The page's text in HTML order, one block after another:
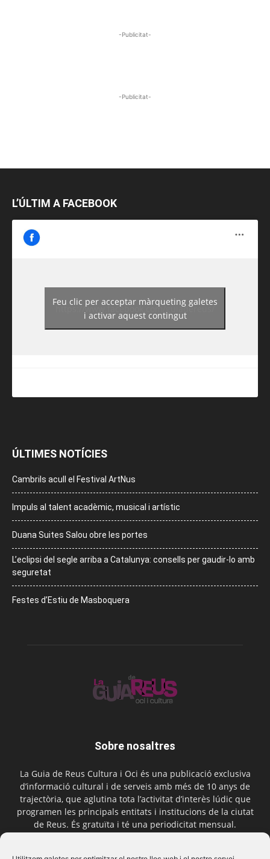
-Publicitat-
-Publicitat-
L’ÚLTIM A FACEBOOK
https://www.facebook.com/guiadereus/
Feu clic per acceptar màrqueting galetes
i activar aquest contingut
ÚLTIMES NOTÍCIES
Cambrils acull el Festival ArtNus
Impuls al talent acadèmic, musical i artístic
Duana Suites Salou obre les portes
L’eclipsi del segle arriba a Catalunya: consells per gaudir-lo amb
seguretat
Festes d’Estiu de Masboquera
Sobre nosaltres
La Guia de Reus Cultura i Oci és una publicació exclusiva
d’informació cultural i de serveis amb més de 10 anys de
trajectòria, que aglutina tota l’activitat d’interès lúdic que
programen les principals entitats i institucions de la ciutat
de Reus. És gratuïta i té una periodicitat mensual.